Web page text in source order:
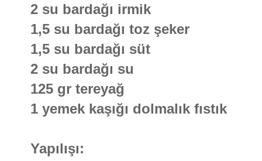
2 su bardağı irmik
1,5 su bardağı toz şeker
1,5 su bardağı süt
2 su bardağı su
125 gr tereyağ
1 yemek kaşığı dolmalık fıstık
Yapılışı: